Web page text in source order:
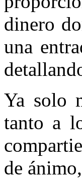
dinero
una
Ya solo
tanto a
de